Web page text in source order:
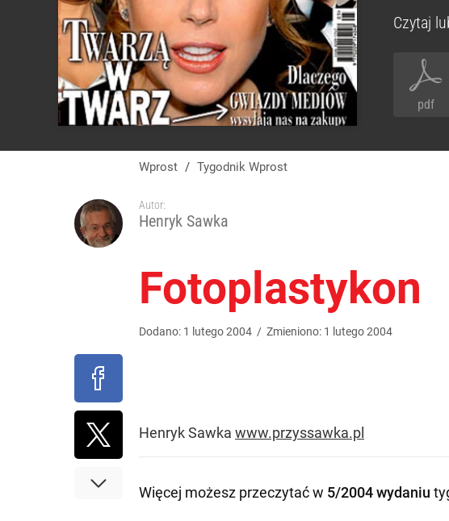
Czytaj
pdf
Wprost / Tygodnik Wprost
Autor:
Henryk Sawka
Fotoplastykon
Dodano: 1 lutego2004 / Zmieniono: 1 lutego2004
Henryk Sawka www.przyssawka.pl
Więcej możesz przeczytać w 5/2004 wydaniu